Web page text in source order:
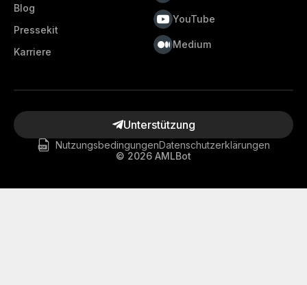
Blog
Pressekit
Karriere
YouTube
Medium
© 2026 AMLBot
Unterstützung
NutzungsbedingungenDatenschutzerklärungen